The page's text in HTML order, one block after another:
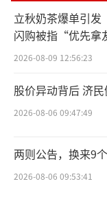
旅行保险
旅行中提供
多重保障，逐
需品”。每款
立秋奶茶爆单引
闪购被指“优先
贵的拿”
2026-08-09 12:56:23
股价异动背后 济
2026-08-06 09:47:49
两则公告，换来9
2026-08-06 09:53:41